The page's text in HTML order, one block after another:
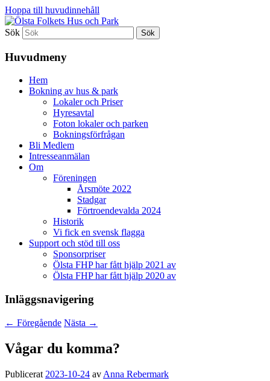
Hoppa till huvudinnehåll
Ölsta Folkets Hus och Park
Sök
Huvudmeny
Hem
Bokning av hus & park
Lokaler och Priser
Hyresavtal
Foton lokaler och parken
Bokningsförfrågan
Bli Medlem
Intresseanmälan
Om
Föreningen
Årsmöte 2022
Stadgar
Förtroendevalda 2024
Historik
Vi fick en svensk flagga
Support och stöd till oss
Sponsorpriser
Ölsta FHP har fått hjälp 2021 av
Ölsta FHP har fått hjälp 2020 av
Inläggsnavigering
← Föregående Nästa →
Vågar du komma?
Publicerat 2023-10-24 av Anna Rebermark